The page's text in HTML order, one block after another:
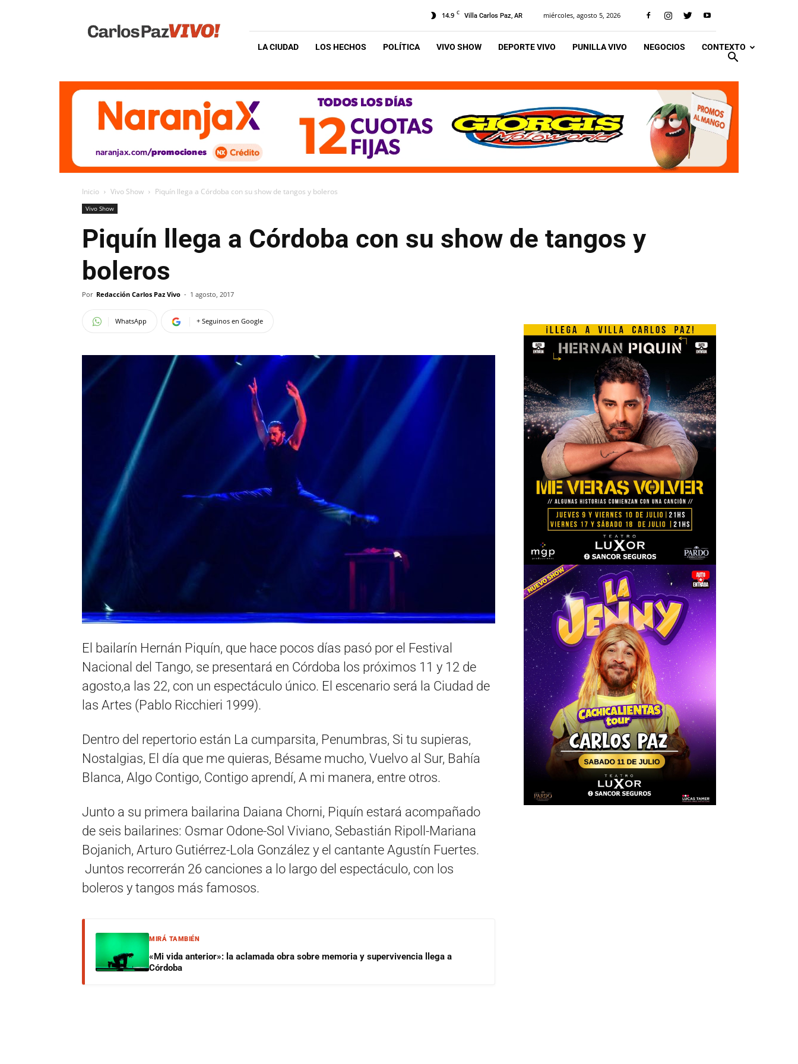
Vivo
14.9 C Villa Carlos Paz, AR miércoles, agosto 5, 2026
LA CIUDAD LOS HECHOS POLÍTICA VIVO SHOW DEPORTE VIVO PUNILLA VIVO NEGOCIOS CONTEXTO
Inicio Vivo Show Piquín llega a Córdoba con su show de tangos y boleros
Vivo Show
Piquín llega a Córdoba con su show de tangos y
boleros
Por Redacción Carlos Paz Vivo - 1 agosto, 2017
WhatsApp + Seguinos en Google
El bailarín Hernán Piquín, que hace pocos días pasó por el Festival
Nacional del Tango, se presentará en Córdoba los próximos 11 y 12 de
agosto,a las 22, con un espectáculo único. El escenario será la Ciudad de
las Artes (Pablo Ricchieri 1999).
Dentro del repertorio están La cumparsita, Penumbras, Si tu supieras,
Nostalgias, El día que me quieras, Bésame mucho, Vuelvo al Sur, Bahía
Blanca, Algo Contigo, Contigo aprendí, A mi manera, entre otros.
Junto a su primera bailarina Daiana Chorni, Piquín estará acompañado
de seis bailarines: Osmar Odone-Sol Viviano, Sebastián Ripoll-Mariana
Bojanich, Arturo Gutiérrez-Lola González y el cantante Agustín Fuertes.
Juntos recorrerán 26 canciones a lo largo del espectáculo, con los
boleros y tangos más famosos.
MIRÁ TAMBIÉN
«Mi vida anterior»: la aclamada obra sobre memoria y supervivencia llega a
Córdoba